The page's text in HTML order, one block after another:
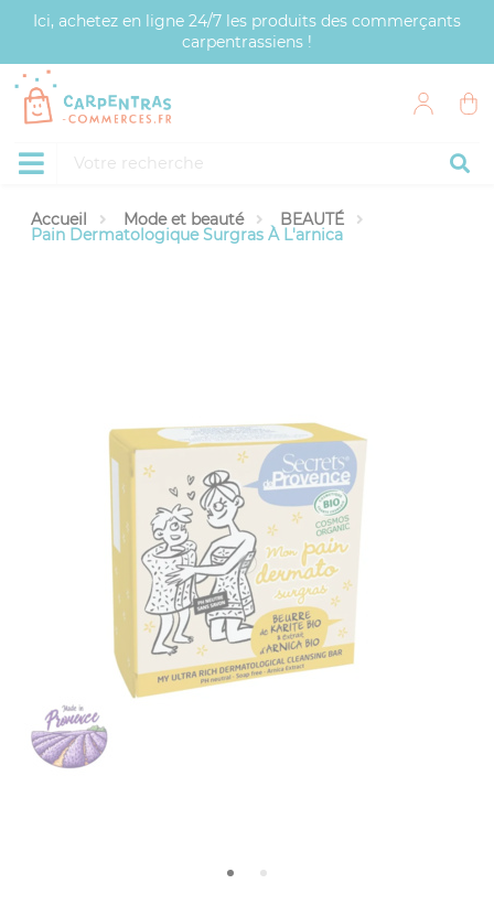
Ici, achetez en ligne 24/7 les produits des commerçants
carpentrassiens !
Accueil Mode et beauté BEAUTÉ
Pain Dermatologique Surgras À L'arnica
Panneau de gestion des cookies